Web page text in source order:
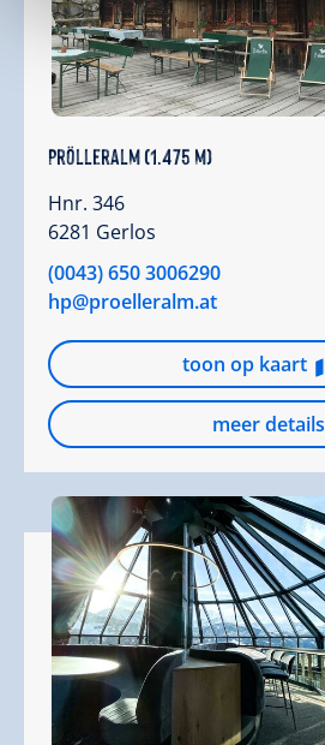
Prölleralm (1.475 m)
Hnr. 346
6281 Gerlos
(0043) 650 3006290
hp@proelleralm.at
toon op kaart
meer details